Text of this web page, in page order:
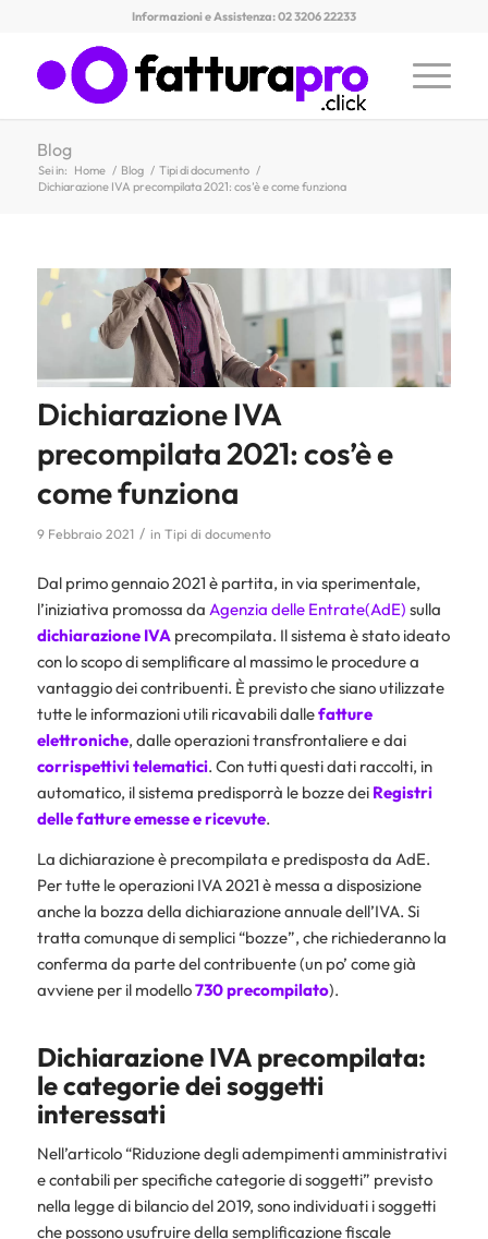
Informazioni e Assistenza: 02 3206 22233
Blog
Sei in: Home / Blog / Tipi di documento /
Dichiarazione IVA precompilata 2021: cos’è e come funziona
Dichiarazione IVA
precompilata 2021: cos’è e
come funziona
9 Febbraio 2021 / in Tipi di documento
Dal primo gennaio 2021 è partita, in via sperimentale,
l’iniziativa promossa da Agenzia delle Entrate(AdE) sulla
dichiarazione IVA precompilata. Il sistema è stato ideato
con lo scopo di semplificare al massimo le procedure a
vantaggio dei contribuenti. È previsto che siano utilizzate
tutte le informazioni utili ricavabili dallefatture
elettroniche, dalle operazioni transfrontaliere e dai
corrispettivi telematici. Con tutti questi dati raccolti, in
automatico, il sistema predisporrà le bozze dei Registri
delle fatture emesse e ricevute.
La dichiarazione è precompilata e predisposta da AdE.
Per tutte le operazioni IVA 2021 è messa a disposizione
anche la bozza della dichiarazione annuale dell’IVA. Si
tratta comunque di semplici “bozze”, che richiederanno la
conferma da parte del contribuente (un po’ come già
avviene per il modello730 precompilato).
Dichiarazione IVA precompilata:
le categorie dei soggetti
interessati
Nell’articolo “Riduzione degli adempimenti amministrativi
e contabili per specifiche categorie di soggetti” previsto
nella legge di bilancio del 2019, sono individuati i soggetti
che possono usufruire della semplificazione fiscale